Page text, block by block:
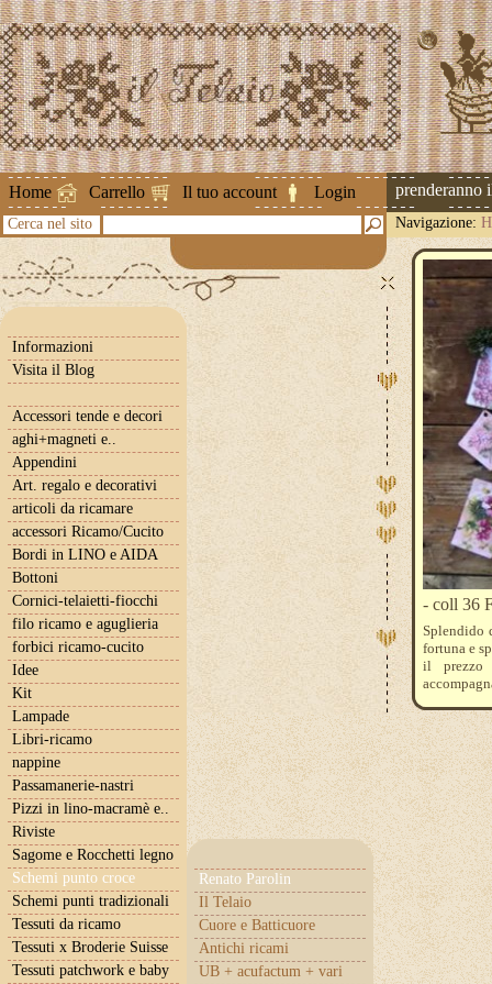
Home Carrello Il tuo account Login
Attenzione ! Le spedizioni riprenderanno il 2
Cerca nel sito Navigazione:
Informazioni
Visita il Blog
Accessori tende e decori
aghi+magneti e..
Appendini
Art. regalo e decorativi
articoli da ricamare
accessori Ricamo/Cucito
Bordi in LINO e AIDA
Bottoni
Cornici-telaietti-fiocchi
filo ricamo e aguglieria
forbici ricamo-cucito
Idee
Kit
Lampade
Libri-ricamo
nappine
Passamanerie-nastri
Pizzi in lino-macramè e..
Riviste
Sagome e Rocchetti legno
Schemi punto croce
Renato Parolin
Il Telaio
Cuore e Batticuore
Antichi ricami
UB + acufactum + vari
Schemi punti tradizionali
Tessuti da ricamo
Tessuti x Broderie Suisse
Tessuti patchwork e baby
- coll 36
Splendido
fortuna e
il prezzo